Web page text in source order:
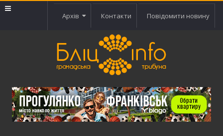
Архів Контакти Повідомити новину